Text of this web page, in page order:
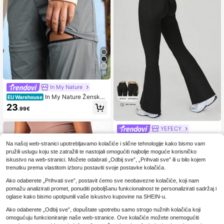
15
In My Nature
EU Warehouse In My Nature Ženske j
ednobojne minimalističke svakodne
vne planinarske hlače s odvojivim p
23.99€
a tkanina, elastične i udobne, prikla
dne za svakodnevno nošenje i fitne
ss trening
YEFECY
anjske aktivnosti s raširenim nogavi
cama, uske hlače za trening s efekt
om podizanja stražnjice, fitness jog
a hlače bez šavova s prikrivenim na
borima
15.88€
Na našoj web-stranici upotrebljavamo kolačiće i slične tehnologije kako bismo vam
pružili uslugu koju ste zatražili te nastojali omogućiti najbolje moguće korisničko
iskustvo na web-stranici. Možete odabrati „Odbij sve”, „Prihvati sve” ili u bilo kojem
trenutku prema vlastitom izboru postaviti svoje postavke kolačića.
Ako odaberete „Prihvati sve”, postavit ćemo sve neobavezne kolačiće, koji nam
pomažu analizirati promet, ponuditi poboljšanu funkcionalnost te personalizirati sadržaj i
oglase kako bismo upotpunili vaše iskustvo kupovine na SHEIN-u.
Ako odaberete „Odbij sve”, dopuštate upotrebu samo strogo nužnih kolačića koji
omogućuju funkcioniranje naše web-stranice. Ove kolačiće možete onemogućiti